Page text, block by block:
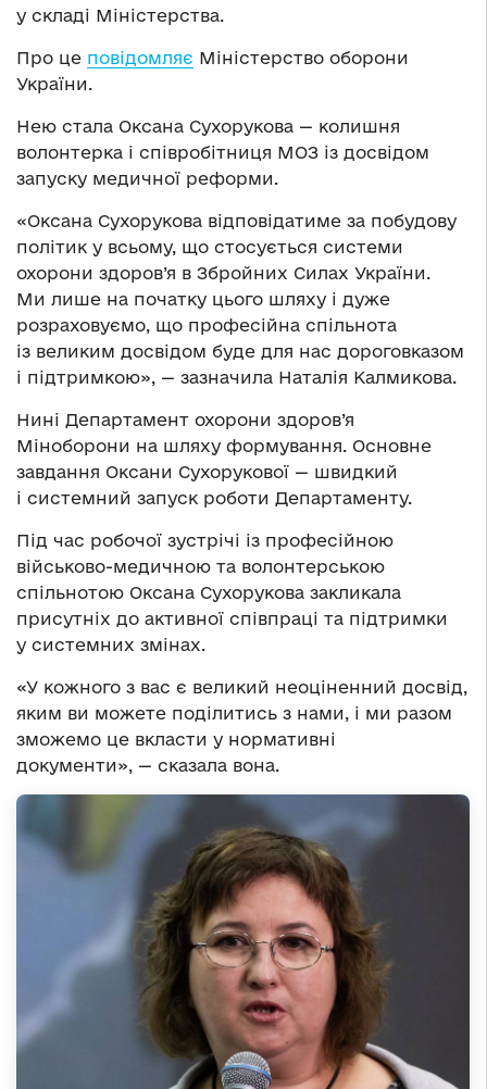
у складі Міністерства.
Про це повідомляє Міністерство оборони
України.
Нею стала Оксана Сухорукова — колишня
волонтерка і співробітниця МОЗ із досвідом
запуску медичної реформи.
«Оксана Сухорукова відповідатиме за побудову
політик у всьому, що стосується системи
охорони здоров’я в Збройних Силах України.
Ми лише на початку цього шляху і дуже
розраховуємо, що професійна спільнота
із великим досвідом буде для нас дороговказом
і підтримкою», — зазначила Наталія Калмикова.
Нині Департамент охорони здоров’я
Міноборони на шляху формування. Основне
завдання Оксани Сухорукової — швидкий
і системний запуск роботи Департаменту.
Під час робочої зустрічі із професійною
військово-медичною та волонтерською
спільнотою Оксана Сухорукова закликала
присутніх до активної співпраці та підтримки
у системних змінах.
«У кожного з вас є великий неоціненний досвід,
яким ви можете поділитись з нами, і ми разом
зможемо це вкласти у нормативні
документи», — сказала вона.